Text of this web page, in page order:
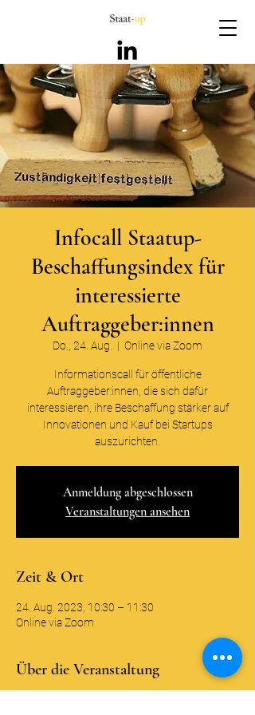
Infocall Staatup-
Beschaffungsindex für
interessierte
Auftraggeber:innen
Do., 24. Aug.
  |
Online via Zoom
Informationscall für öffentliche
Auftraggeber:innen, die sich dafür
interessieren, ihre Beschaffung stärker auf
Innovationen und Kauf bei Startups
auszurichten.
Anmeldung abgeschlossen
Veranstaltungen ansehen
Zeit & Ort
24. Aug. 2023, 10:30 – 11:30
Online via Zoom
Über die Veranstaltung